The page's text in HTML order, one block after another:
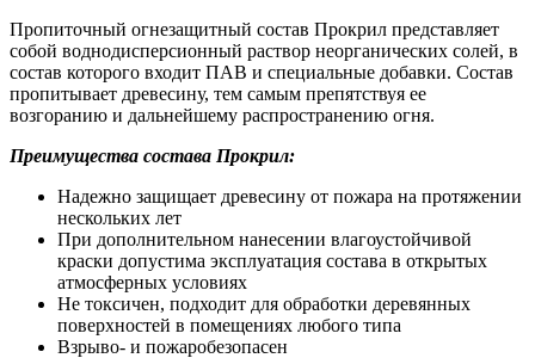
Пропиточный огнезащитный состав Прокрил представляет
собой воднодисперсионный раствор неорганических солей, в
состав которого входит ПАВ и специальные добавки. Состав
пропитывает древесину, тем самым препятствуя ее
возгоранию и дальнейшему распространению огня.
Преимущества состава Прокрил:
Надежно защищает древесину от пожара на протяжении
нескольких лет
При дополнительном нанесении влагоустойчивой
краски допустима эксплуатация состава в открытых
атмосферных условиях
Не токсичен, подходит для обработки деревянных
поверхностей в помещениях любого типа
Взрыво- и пожаробезопасен